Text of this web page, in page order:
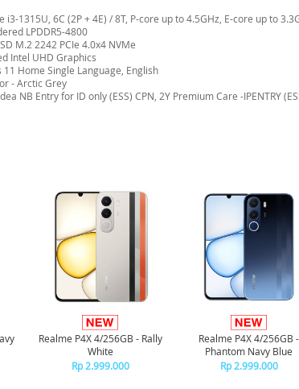
i3-1315U, 6C (2P + 4E) / 8T, P-core up to 4.5GHz, E-core up to
LPDDR5-4800
M.2 2242 PCIe 4.0x4 NVMe
Intel UHD Graphics
11 Home Single Language, English
- Arctic Grey
NB Entry for ID only (ESS) CPN, 2Y Premium Care -IPENTRY
Realme P4X 4/256GB - Rally
White
Rp 2.999.000
Realme P4X 4/256GB -
Phantom Navy Blue
Rp 2.999.000